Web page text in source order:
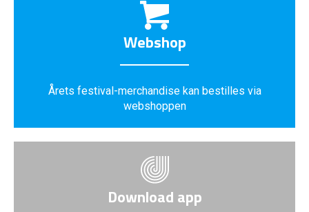
Webshop
Årets festival-merchandise kan bestilles via
webshoppen
Download app